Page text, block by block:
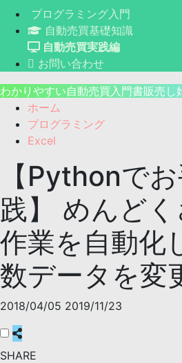
プログラミング入門
自動売買基礎知識
自動売買実践編
お問い合わせ
わかりやすい自動売買入門書販売し
ホーム
プログラミング
Excel
【Pythonで
践】 めんど
作業を自動化
数データを変
2018/04/05 2019/11/23
SHARE